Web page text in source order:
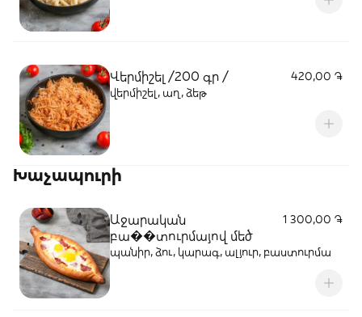
Վերմիշել /200 գր /
420,00 ֏
վերմիշել, աղ, ձեթ
Խաչապուրի
Աջարական
բա��տուրմայով մեծ
1 300,00 ֏
պանիր, ձու, կարագ, ալյուր, բաստուրմա